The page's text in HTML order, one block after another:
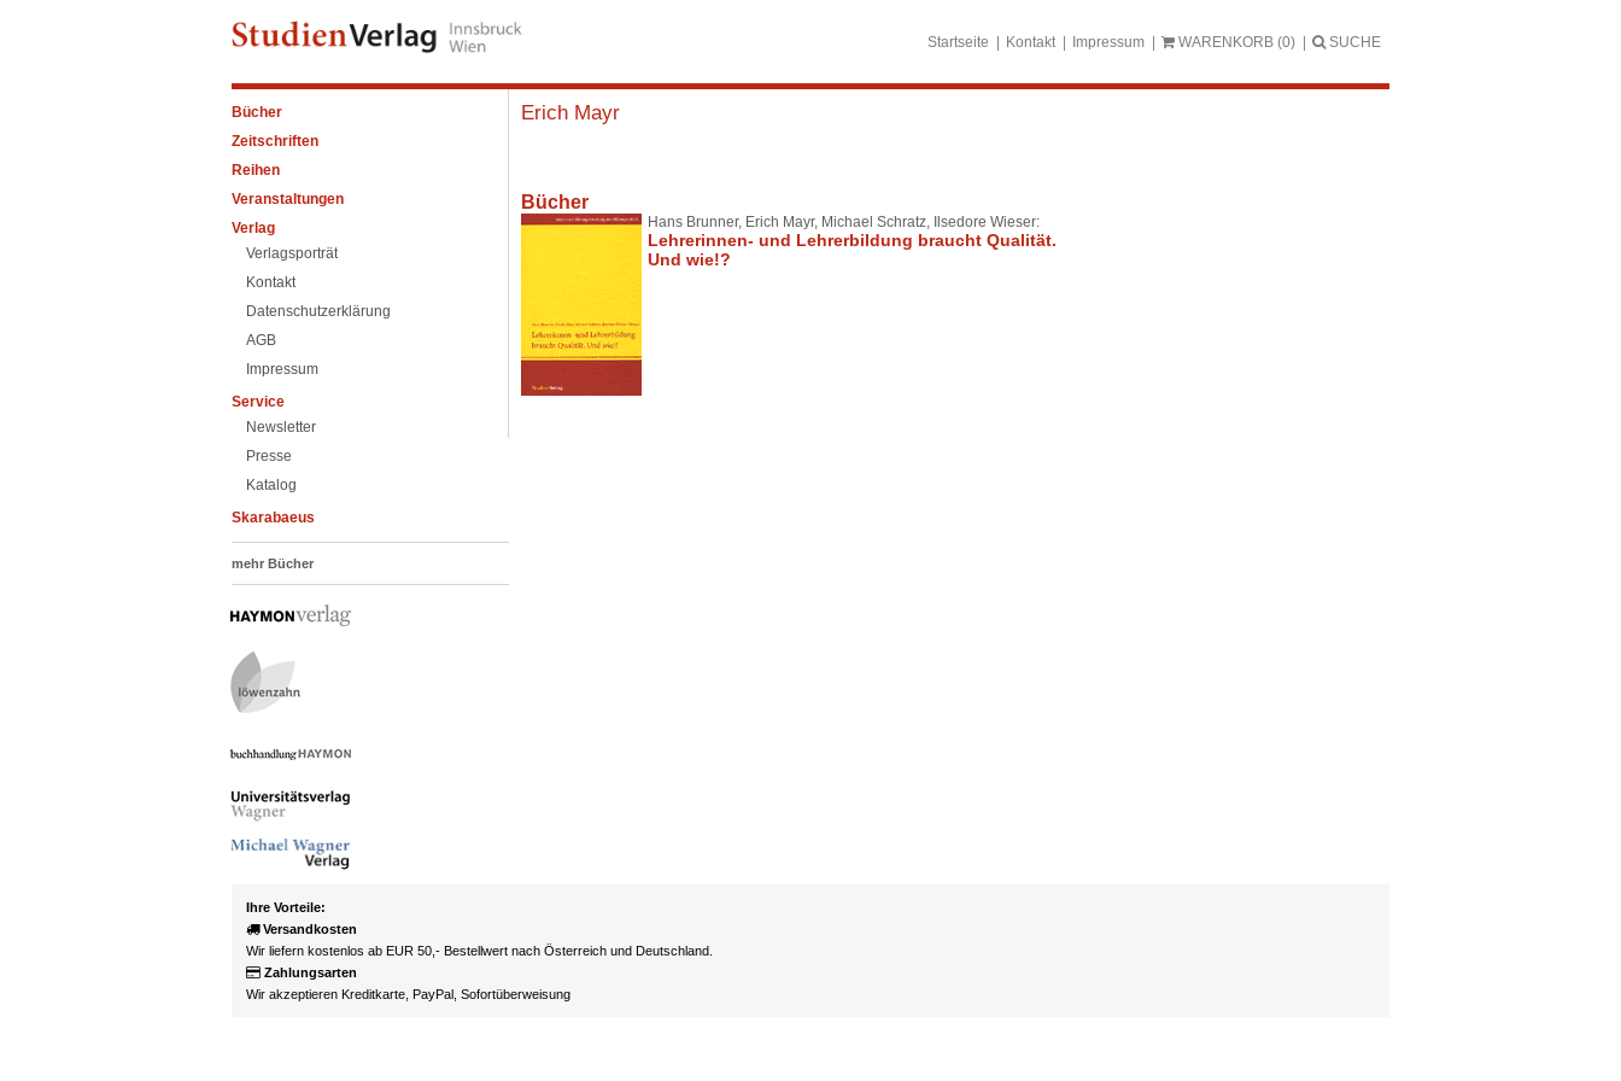
Startseite Kontakt Impressum WARENKORB (0) SUCHE
Bücher
Zeitschriften
Reihen
Veranstaltungen
Verlag
Verlagsporträt
Kontakt
Datenschutzerklärung
AGB
Impressum
Service
Newsletter
Presse
Katalog
Skarabaeus
mehr Bücher
Erich Mayr
Bücher
Hans Brunner, Erich Mayr, Michael Schratz, Ilsedore Wieser:
Lehrerinnen- und Lehrerbildung braucht Qualität.
Und wie!?
Ihre Vorteile:
Versandkosten
Wir liefern kostenlos ab EUR 50,- Bestellwert nach Österreich und Deutschland.
Zahlungsarten
Wir akzeptieren Kreditkarte, PayPal, Sofortüberweisung